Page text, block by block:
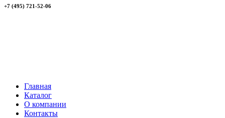
+7 (495) 721-52-06
Главная
Каталог
О компании
Контакты